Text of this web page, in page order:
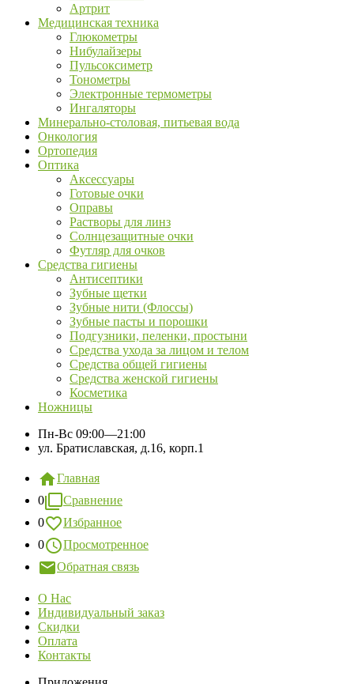
Артрит
Медицинская техника
Глюкометры
Нибулайзеры
Пульсоксиметр
Тонометры
Электронные термометры
Ингаляторы
Минерально-столовая, питьевая вода
Онкология
Ортопедия
Оптика
Аксессуары
Готовые очки
Оправы
Растворы для линз
Солнцезащитные очки
Футляр для очков
Средства гигиены
Антисептики
Зубные щетки
Зубные нити (Флоссы)
Зубные пасты и порошки
Подгузники, пеленки, простыни
Средства ухода за лицом и телом
Средства общей гигиены
Средства женской гигиены
Косметика
Ножницы
Пн-Вс 09:00—21:00
ул. Братиславская, д.16, корп.1
Главная
0
Сравнение
0
Избранное
0
Просмотренное
Обратная связь
О Нас
Индивидуальный заказ
Скидки
Оплата
Контакты